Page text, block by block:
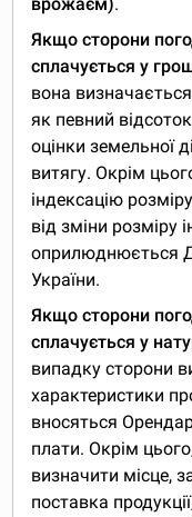
врожаєм).
Якщо сторони
сплачується у
вона
як певний
оцінки земельної
витягу. Окрім
індексацію
від зміни розміру
оприлюднюється
України.
Якщо сторони
сплачується у
випадку сторони
характеристики
вносяться
плати. Окрім
визначити місце,
поставка